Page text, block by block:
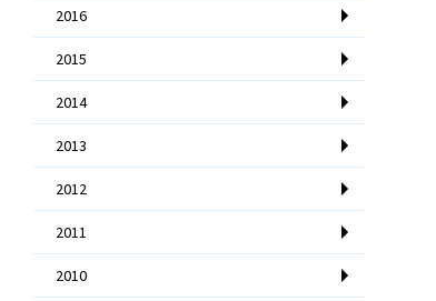
2016
2015
2014
2013
2012
2011
2010